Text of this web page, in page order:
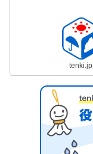
tenki.jp